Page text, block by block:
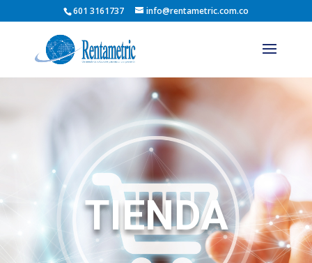
601 3161737 info@rentametric.com.co
TIENDA